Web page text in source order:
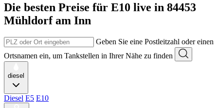
Die besten Preise für E10 live in 84453
Mühldorf am Inn
Geben Sie eine Postleitzahl oder einen
Ortsnamen ein, um Tankstellen in Ihrer Nähe zu finden
diesel
Diesel E5 E10